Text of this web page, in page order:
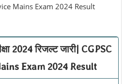
2024 रिजल्ट जारी| CGPSC
Exam 2024 Result